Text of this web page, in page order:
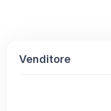
Venditore